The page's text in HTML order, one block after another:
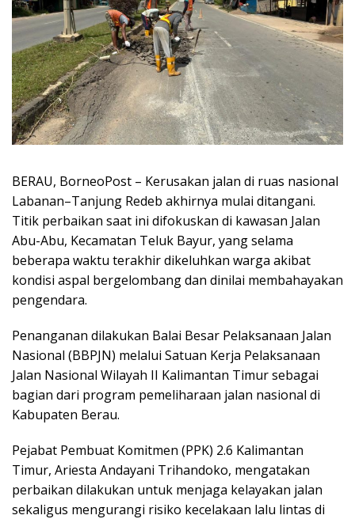
BERAU, BorneoPost – Kerusakan jalan di ruas nasional
Labanan–Tanjung Redeb akhirnya mulai ditangani.
Titik perbaikan saat ini difokuskan di kawasan Jalan
Abu-Abu, Kecamatan Teluk Bayur, yang selama
beberapa waktu terakhir dikeluhkan warga akibat
kondisi aspal bergelombang dan dinilai membahayakan
pengendara.
Penanganan dilakukan Balai Besar Pelaksanaan Jalan
Nasional (BBPJN) melalui Satuan Kerja Pelaksanaan
Jalan Nasional Wilayah II Kalimantan Timur sebagai
bagian dari program pemeliharaan jalan nasional di
Kabupaten Berau.
Pejabat Pembuat Komitmen (PPK) 2.6 Kalimantan
Timur, Ariesta Andayani Trihandoko, mengatakan
perbaikan dilakukan untuk menjaga kelayakan jalan
sekaligus mengurangi risiko kecelakaan lalu lintas di